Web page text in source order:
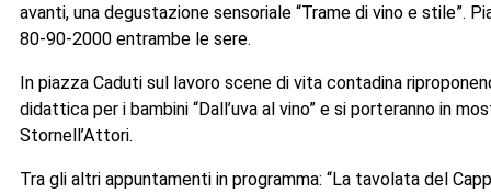
avanti, una degustazione sensoriale “Trame di vino e stile”.
80-90-2000 entrambe le sere.
In piazza Caduti sul lavoro scene di vita contadina
didattica per i bambini “Dall’uva al vino” e si porteranno in
Stornell’Attori.
Tra gli altri appuntamenti in programma: “La tavolata del